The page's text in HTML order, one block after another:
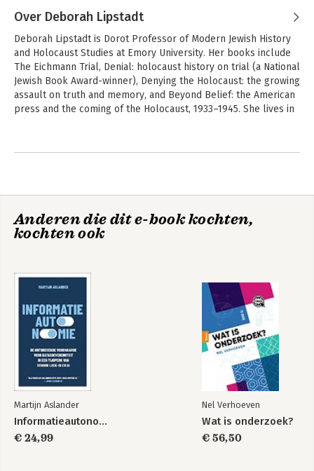
Over Deborah Lipstadt
Deborah Lipstadt is Dorot Professor of Modern Jewish History
and Holocaust Studies at Emory University. Her books include
The Eichmann Trial, Denial: holocaust history on trial (a National
Jewish Book Award-winner), Denying the Holocaust: the growing
assault on truth and memory, and Beyond Belief: the American
press and the coming of the Holocaust, 1933–1945. She lives in
Anderen die dit e-book kochten,
kochten ook
Martijn Aslander
Informatieautonomie
€ 24,99
Nel Verhoeven
Wat is onderzoek?
€ 56,50